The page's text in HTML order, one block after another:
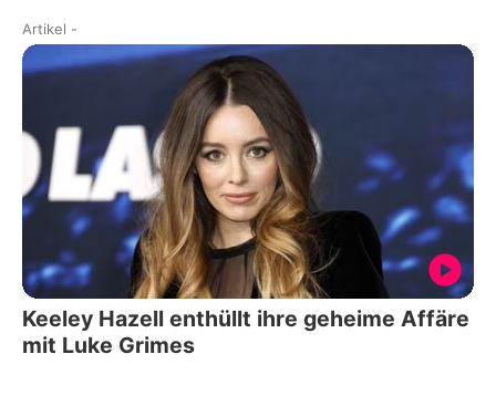
Artikel -
Keeley Hazell enthüllt ihre geheime Affäre
mit Luke Grimes